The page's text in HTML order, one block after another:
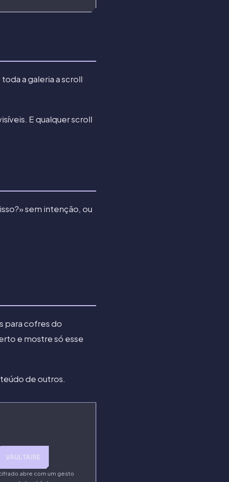
a galeria a scroll
E qualquer scroll
sem intenção, ou
para cofres do
e mostre só esse
de outros.
VAULTAIRE
abre com um gesto